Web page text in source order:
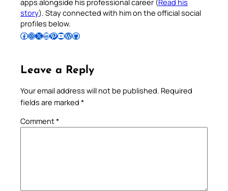
story). Stay connected with him on the official social
profiles below.
Follow Pradeep on Facebook Follow Pradeep on InstagramFollow Pradeep on X Follow Pradeep on LinkedIn Follow Pradeep on Pinterest Subscribe to Pradeep’s Youtube Channel Follow Pradeep on WordPress Follow Pradeep on GitHub
Leave a Reply
Your email address will not be published. Required
fields are marked *
Comment*